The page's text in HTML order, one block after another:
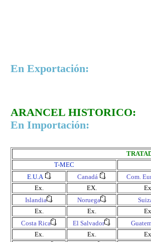
En Exportación:
ARANCEL HISTORICO:
En Importación:
T-MEC
E.U.A
Canadá Com.
Ex.
EX.
Islandia
Noruega
Ex.
Ex.
Costa Rica
El Salvador
Ex.
Ex.